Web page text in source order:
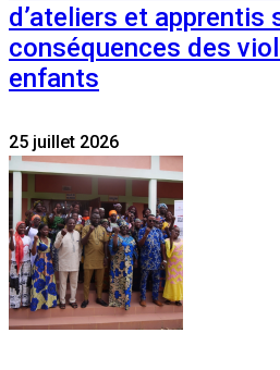
d’ateliers et apprentis
conséquences des
enfants
25 juillet 2026